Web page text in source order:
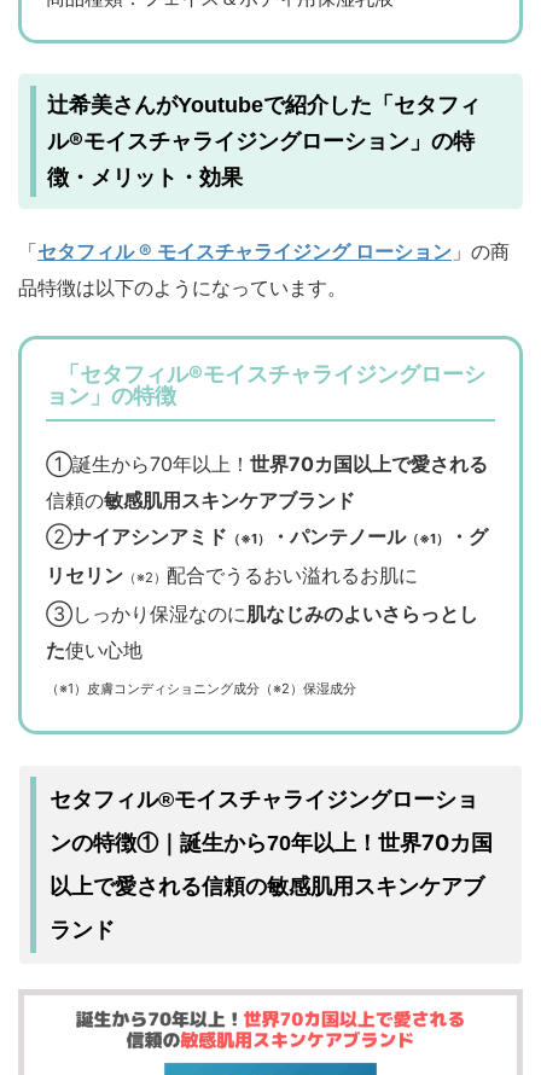
辻希美さんがYoutubeで紹介した「 セタフィ
ル®モイスチャライジングローション 」の特
徴・メリット・効果
「セタフィル ® モイスチャライジング ローション 」の商
品特徴は以下のようになっています。
「セタフィル®モイスチャライジングローシ
ョン」の特徴
①誕生から70年以上！ 世界70カ国以上で愛される
信頼の敏感肌用スキンケアブランド
②ナイアシンアミド （※1） ・パンテノール（※1）
・グ
リセリン （※2） 配合でうるおい溢れるお肌に
③しっかり保湿なのに肌なじみのよいさらっとし
た使い心地
（※1）皮膚コンディショニング成分（※2）保湿成分
セタフィル®モイスチャライジングローショ
ンの特徴①｜誕生から70年以上！世界70カ国
以上で愛される信頼の敏感肌用スキンケアブ
ランド